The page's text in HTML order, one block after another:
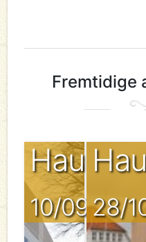
Fremtidige
10/09/28/